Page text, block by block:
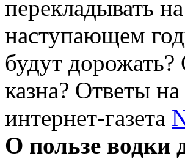
перекладывать
наступающем
будут
казна? Ответы
интернет-газета
О пользе водки